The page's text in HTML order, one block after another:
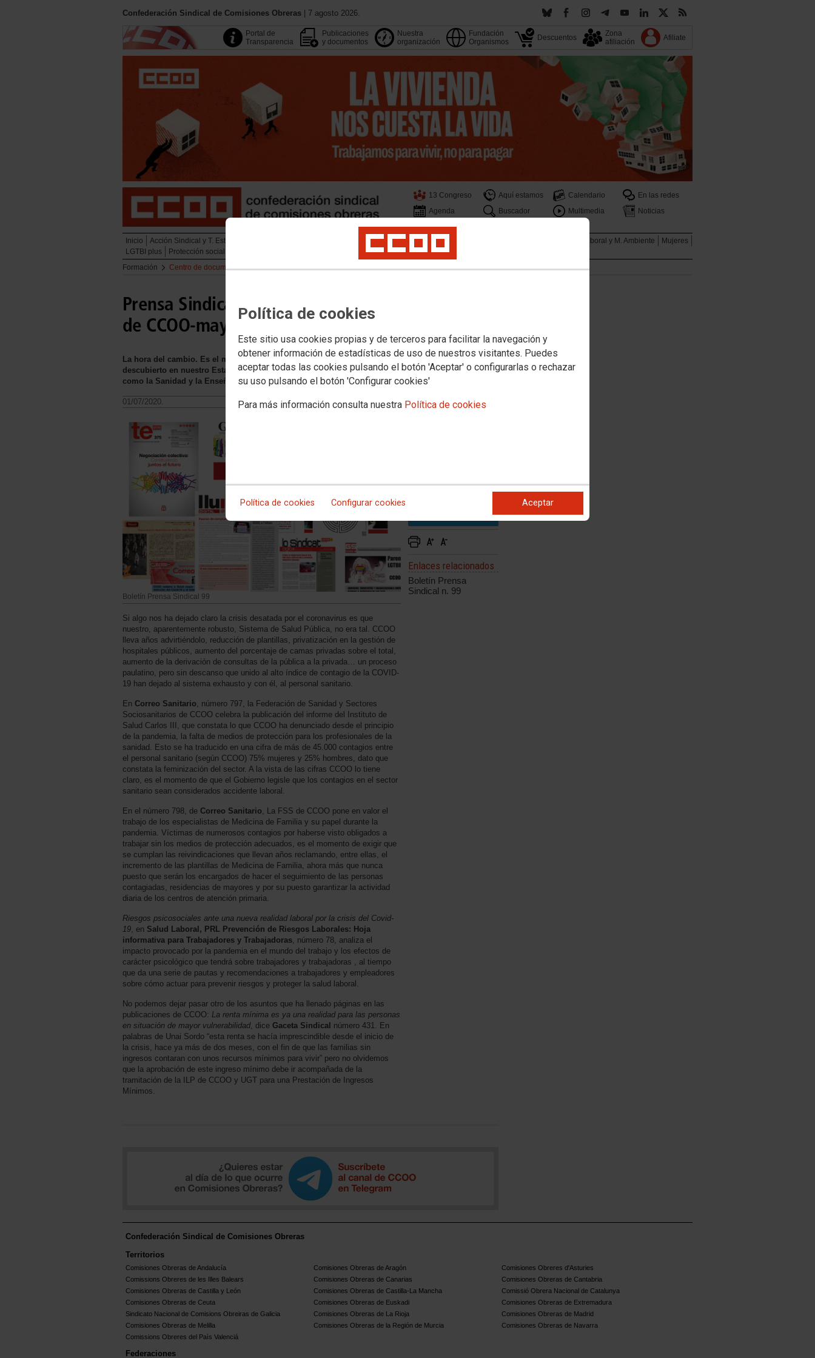
Política de cookies
Este sitio usa cookies propias y de terceros para facilitar la navegación y
obtener información de estadísticas de uso de nuestros visitantes. Puedes
aceptar todas las cookies pulsando el botón 'Aceptar' o configurarlas o rechazar
su uso pulsando el botón 'Configurar cookies'
Para más información consulta nuestra Política de cookies
Política de cookies Configurar cookies Aceptar
Confederación Sindical de Comisiones Obreras | 7 agosto 2026.
Portal de
Transparencia
Publicaciones
y documentos
Nuestra
organización
Fundación
Organismos
Descuentos
Zona
afiliación
Afiliate
13 Congreso Aquí estamos Calendario
En las redes
Agenda
Buscador Multimedia Noticias
Inicio Acción Sindical y T. Estratégicas Internacional Migraciones Salud Laboral y M. Ambiente
Mujeres
LGTBI plus
Protección social
Formación
Centro de documentación
Prensa Sindical, selección mensual de artículos
de CCOO-mayo
La hora del cambio. Es el momento de reparar las grietas que la pandemia ha dejado al
descubierto en nuestro Estado de Bienestar. No nos podemos permitir como sociedad que sectores
como la Sanidad y la Enseñanza sigan la senda de la privatización.
01/07/2020.
Boletín Prensa Sindical 99
Si algo nos ha dejado claro la crisis desatada por el coronavirus es que
nuestro, aparentemente robusto, Sistema de Salud Pública, no era tal. CCOO
lleva años advirtiéndolo, reducción de plantillas, privatización en la gestión de
hospitales públicos, aumento del porcentaje de camas privadas sobre el total,
aumento de la derivación de consultas de la pública a la privada… un proceso
paulatino, pero sin descanso que unido al alto índice de contagio de la COVID-
19 han dejado al sistema exhausto y con él, al personal sanitario.
En Correo Sanitario, número 797, la Federación de Sanidad y Sectores
Sociosanitarios de CCOO celebra la publicación del informe del Instituto de
Salud Carlos III, que constata lo que CCOO ha denunciado desde el principio
de la pandemia, la falta de medios de protección para los profesionales de la
sanidad. Esto se ha traducido en una cifra de más de 45.000 contagios entre
el personal sanitario (según CCOO) 75% mujeres y 25% hombres, dato que
constata la feminización del sector. A la vista de las cifras CCOO lo tiene
claro, es el momento de que el Gobierno legisle que los contagios en el sector
sanitario sean considerados accidente laboral.
En el número 798, de Correo Sanitario, La FSS de CCOO pone en valor el
trabajo de los especialistas de Medicina de Familia y su papel durante la
pandemia. Víctimas de numerosos contagios por haberse visto obligados a
trabajar sin los medios de protección adecuados, es el momento de exigir que
se cumplan las reivindicaciones que llevan años reclamando, entre ellas, el
incremento de las plantillas de Medicina de Familia, ahora más que nunca
puesto que serán los encargados de hacer el seguimiento de las personas
contagiadas, residencias de mayores y por su puesto garantizar la actividad
diaria de los centros de atención primaria.
Riesgos psicosociales ante una nueva realidad laboral por la crisis del Covid-
19, en Salud Laboral, PRL Prevención de Riesgos Laborales: Hoja
informativa para Trabajadores y Trabajadoras, número 78, analiza el
impacto provocado por la pandemia en el mundo del trabajo y los efectos de
carácter psicológico que tendrá sobre trabajadores y trabajadoras , al tiempo
que da una serie de pautas y recomendaciones a trabajadores y empleadores
sobre cómo actuar para prevenir riesgos y proteger la salud laboral.
No podemos dejar pasar otro de los asuntos que ha llenado páginas en las
publicaciones de CCOO: La renta mínima es ya una realidad para las personas
en situación de mayor vulnerabilidad, dice Gaceta Sindical número 431. En
palabras de Unai Sordo “esta renta se hacía imprescindible desde el inicio de
la crisis, hace ya más de dos meses, con el fin de que las familias sin
ingresos contaran con unos recursos mínimos para vivir” pero no olvidemos
que la aprobación de este ingreso mínimo debe ir acompañada de la
tramitación de la ILP de CCOO y UGT para una Prestación de Ingresos
Mínimos.
Enlaces relacionados
Boletín Prensa
Sindical n. 99
Confederación Sindical de Comisiones Obreras
Territorios
Comisiones Obreras de Andalucía Comisiones Obreras de Aragón
Comisiones Obreres d'Asturies
Comissions Obreres de les Illes Balears
Comisiones Obreras de Canarias
Comisiones Obreras de Cantabria
Comisiones Obreras de Castilla y León
Comisiones Obreras de Castilla-La Mancha
Comissió Obrera Nacional de Catalunya
Comisiones Obreras de Ceuta
Comisiones Obreras de Euskadi
Comisiones Obreras de Extremadura
Sindicato Nacional de Comisions Obreiras de Galicia
Comisiones Obreras de La Rioja
Comisiones Obreras de Madrid
Comisiones Obreras de Melilla
Comisiones Obreras de la Región de Murcia
Comisiones Obreras de Navarra
Comissions Obreres del Paìs Valenciá
Federaciones